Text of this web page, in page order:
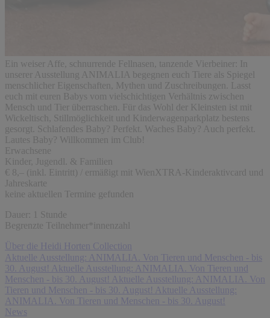
Ein weiser Affe, schnurrende Fellnasen, tanzende Vierbeiner: In
unserer Ausstellung ANIMALIA begegnen euch Tiere als Spiegel
menschlicher Eigenschaften, Mythen und Zuschreibungen. Lasst
euch mit euren Babys vom vielschichtigen Verhältnis zwischen
Mensch und Tier überraschen. Für das Wohl der Kleinsten ist mit
Wickeltisch, Stillmöglichkeit und Kinderwagenparkplatz bestens
gesorgt. Schlafendes Baby? Perfekt. Waches Baby? Auch perfekt.
Lautes Baby? Willkommen im Club!
Erwachsene
Kinder, Jugendl. & Familien
€ 8,– (inkl. Eintritt) / ermäßigt mit WienXTRA-Kinderaktivcard und
Jahreskarte
keine aktuellen Termine gefunden
Dauer: 1 Stunde
Begrenzte Teilnehmer*innenzahl
Über die Heidi Horten Collection
Aktuelle Ausstellung: ANIMALIA. Von Tieren und Menschen - bis
30. August! Aktuelle Ausstellung: ANIMALIA. Von Tieren und
Menschen - bis 30. August! Aktuelle Ausstellung: ANIMALIA. Von
Tieren und Menschen - bis 30. August! Aktuelle Ausstellung:
ANIMALIA. Von Tieren und Menschen - bis 30. August!
News